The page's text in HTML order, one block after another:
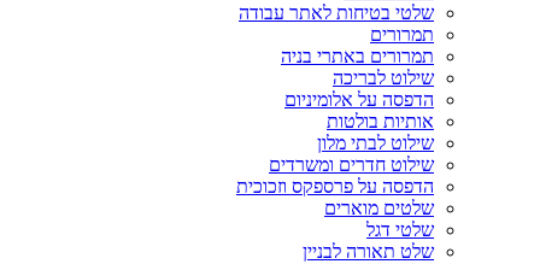
שלטי בטיחות לאתר עבודה
תמרורים
תמרורים באתרי בניה
שילוט לבריכה
הדפסה על אלומיניום
אותיות בולטות
שילוט לבתי מלון
שילוט חדרים ומשרדים
הדפסה על פרספקס וזכוכית
שלטים מוארים
שלטי דגל
שלט תאורה לבניין